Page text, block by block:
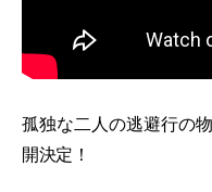
孤独な二人の逃避行の
開決定！